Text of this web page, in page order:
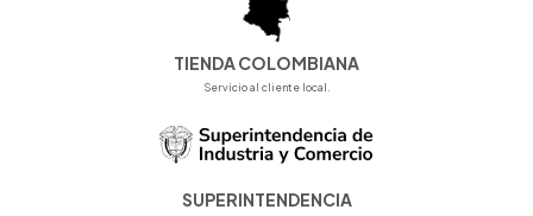
TIENDA COLOMBIANA
Servicio al cliente local.
SUPERINTENDENCIA